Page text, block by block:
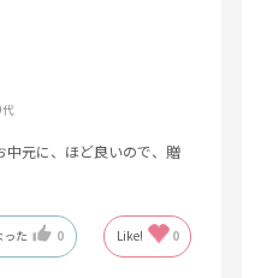
中元に、ほど良いので、贈
った 0 Like! 0